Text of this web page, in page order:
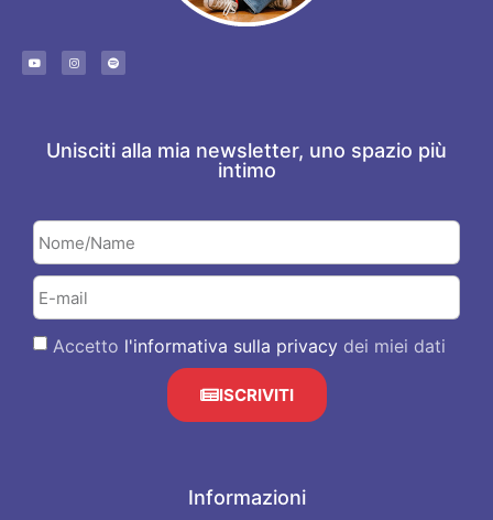
Unisciti alla mia newsletter, uno spazio più
intimo
Accetto l'informativa sulla privacy dei miei dati
ISCRIVITI
Informazioni